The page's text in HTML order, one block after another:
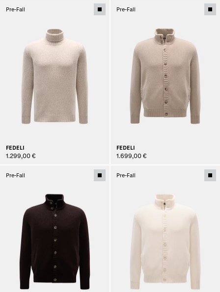
Pre-Fall
FEDELI
1.299,00 €
Pre-Fall
FEDELI
1.699,00 €
Pre-Fall Pre-Fall